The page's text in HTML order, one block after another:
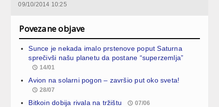
09/10/2014 10:25
Povezane objave
Sunce je nekada imalo prstenove poput Saturna
sprečivši našu planetu da postane “superzemlja”
14/01
Avion na solarni pogon – završio put oko sveta!
28/07
Bitkoin dobija rivala na tržištu 07/06